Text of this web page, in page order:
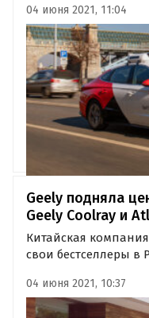
аналогичные тем,
04 июня 2021, 11:04
Geely подняла
Geely Coolray и
Китайская
свои бестселлеры в
июне 2021 года
соответственно.
04 июня 2021, 10:37